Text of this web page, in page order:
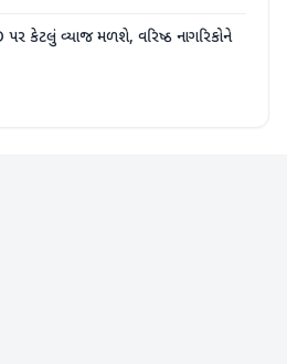
પર કેટલું વ્યાજ મળશે, વરિષ્ઠ નાગરિકોને